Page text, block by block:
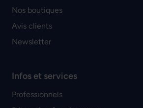
Nos boutiques
Avis clients
Newsletter
Infos et services
Professionnels